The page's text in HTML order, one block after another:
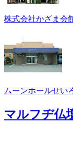
株式会社かざま会
ムーンホールせい
マルフヂ仏